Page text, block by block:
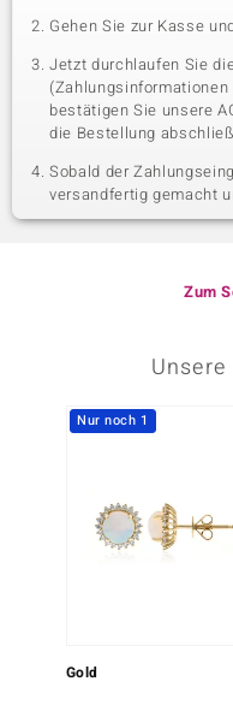
Gehen Sie zur Kasse
Jetzt durchlaufen Sie
bestätigen Sie unsere
die Bestellung
Sobald der
versandfertig gemacht
Zum
Nur noch 1
Gold